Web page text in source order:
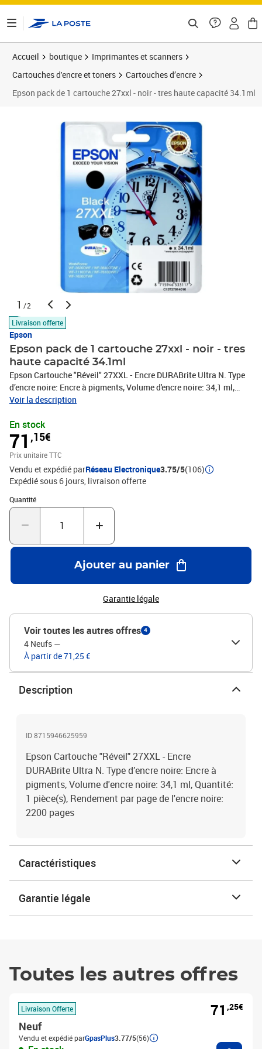
Accueil boutique
Imprimantes et scanners
Cartouches d'encre et toners
Cartouches d’encre
Epson pack de 1 cartouche 27xxl - noir - tres haute capacité 34.1ml
1 /2
Livraison offerte
Epson
Epson pack de 1 cartouche 27xxl - noir - tres
haute capacité 34.1ml
Epson Cartouche "Réveil" 27XXL - Encre DURABrite Ultra N. Type
d’encre noire: Encre à pigments, Volume d'encre noire: 34,1 ml,
Quantité: 1 pièce(s), Rendement par page de l'encre noire: 2200
Voir la description
En stock
71 ,15€
Prix unitaire TTC
Vendu et expédié parRéseau Electronique3.75/5(106)
Expédié sous 6 jours livraison offerte
Quantité
Quantité : 1
Ajouter au panier
Garantie légale
Voir toutes les autres offres 4
4 Neufs —
À partir de 71,25 €
Description
ID 8715946625959
Epson Cartouche "Réveil" 27XXL - Encre
DURABrite Ultra N. Type d’encre noire: Encre à
pigments, Volume d'encre noire: 34,1 ml, Quantité:
1 pièce(s), Rendement par page de l'encre noire:
2200 pages
Caractéristiques
Garantie légale
Toutes les autres offres
Livraison Offerte
Neuf
Vendu et expédié parGpasPlus3.77/5(56)
71 ,25€